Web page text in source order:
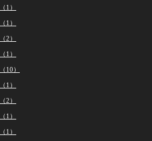
1）
1）
2）
1）
10）
1）
2）
1）
1）